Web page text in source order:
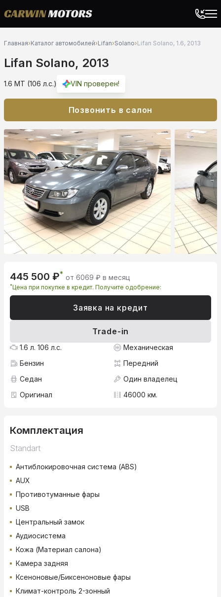
Главная›Каталог автомобилей›Lifan›Solano›Lifan Solano, 1.6, 2013
Lifan Solano, 2013
1.6 MT (106 л.с.) VIN проверен!
Позвонить в салон
445 500 ₽* от 6069 ₽ в месяц
*Цена при покупке в кредит. Получите одобрение:
Заявка на кредит
Trade-in
1.6 л. 106 л.с.
Механическая
Бензин
Передний
Седан
Один владелец
Оригинал
46000 км.
Комплектация
Standart
Антиблокировочная система (ABS)
AUX
Противотуманные фары
USB
Центральный замок
Аудиосистема
Кожа (Материал салона)
Камера задняя
Ксеноновые/Биксеноновые фары
Климат-контроль 2-зонный